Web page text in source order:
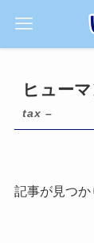
ヒュー
tax –
記事が見つか